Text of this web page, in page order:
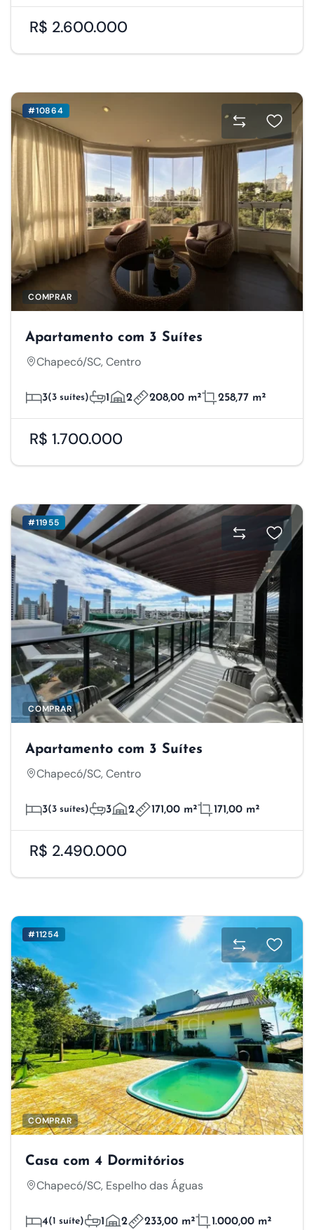
R$ 2.600.000
#10864
COMPRAR
Apartamento com 3 Suítes
Chapecó/SC, Centro
3(3 suítes) 1 2 208,00 m² 258,77 m²
R$ 1.700.000
#11955
COMPRAR
Apartamento com 3 Suítes
Chapecó/SC, Centro
3(3 suítes) 3 2 171,00 m² 171,00 m²
R$ 2.490.000
#11254
COMPRAR
Casa com 4 Dormitórios
Chapecó/SC, Espelho das Águas
4(1 suíte) 1 2 233,00 m² 1.000,00 m²